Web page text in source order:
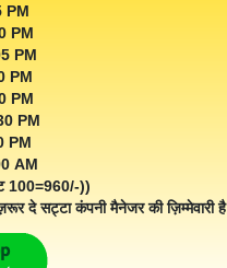
PM
PM
PM
PM
PM
PM
PM
AM
100=960/-))
दे सट्टा कंपनी मैनेजर की ज़िम्मेवारी है